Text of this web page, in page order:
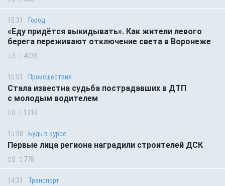
15:31 Город
«Еду придётся выкидывать». Как жители левого
берега переживают отключение света в Воронеже
3 4039
15:01 Происшествия
Стала известна судьба пострадавших в ДТП
с молодым водителем
0 1216
15:00 Будь в курсе
Первые лица региона наградили строителей ДСК
0 778
14:31 Транспорт